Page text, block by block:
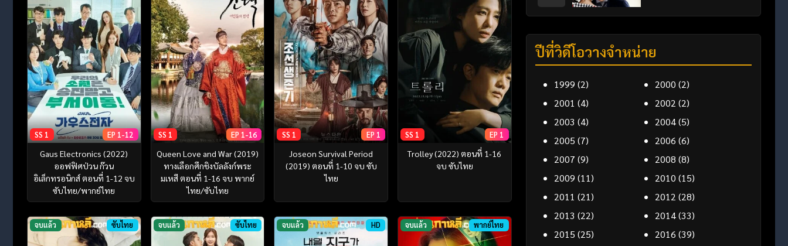
SS 1 EP 1-12
Gaus Electronics (2022)
ออฟฟิศป่วน ก๊วน
อิเล็กทรอนิกส์ ตอนที่ 1-12 จบ
ซับไทย/พากย์ไทย
SS 1 EP 1-16
Queen Love and War (2019)
ทางเลือกศึกชิงบัลลังก์พระ
มเหสี ตอนที่ 1-16 จบ พากย์
ไทย/ซับไทย
SS 1 EP 1
Joseon Survival Period
(2019) ตอนที่ 1-10 จบ ซับ
ไทย
SS 1 EP 1
Trolley (2022) ตอนที่ 1-16
จบ ซับไทย
จบแล้ว ซับไทย จบแล้ว ซับไทย จบแล้ว HD จบแล้ว พากย์ไทย
ปีที่วิดีโอวางจำหน่าย
1999 (2) 2000 (2)
2001 (4) 2002 (2)
2003 (4) 2004(5)
2005 (7) 2006 (6)
2007 (9) 2008 (8)
2009 (11) 2010 (15)
2011 (21) 2012 (28)
2013 (22) 2014(33)
2015 (25) 2016 (39)